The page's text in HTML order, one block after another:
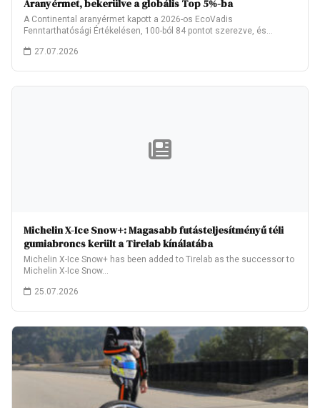
Aranyérmet, bekerülve a globális Top 5%-ba
A Continental aranyérmet kapott a 2026-os EcoVadis
Fenntarthatósági Értékelésen, 100-ból 84 pontot szerezve, és
27.07.2026
Michelin X-Ice Snow+: Magasabb futásteljesítményű téli
gumiabroncs került a Tirelab kínálatába
Michelin X-Ice Snow+ has been added to Tirelab as the successor to
Michelin X-Ice Snow…
25.07.2026